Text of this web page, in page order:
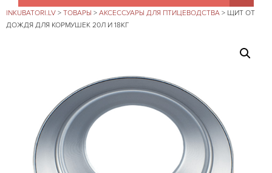
INKUBATORI.LV > ТОВАРЫ > АКСЕССУАРЫ ДЛЯ ПТИЦЕВОДСТВА > ЩИТ ОТ
ДОЖДЯ ДЛЯ КОРМУШЕК 20Л И 18КГ